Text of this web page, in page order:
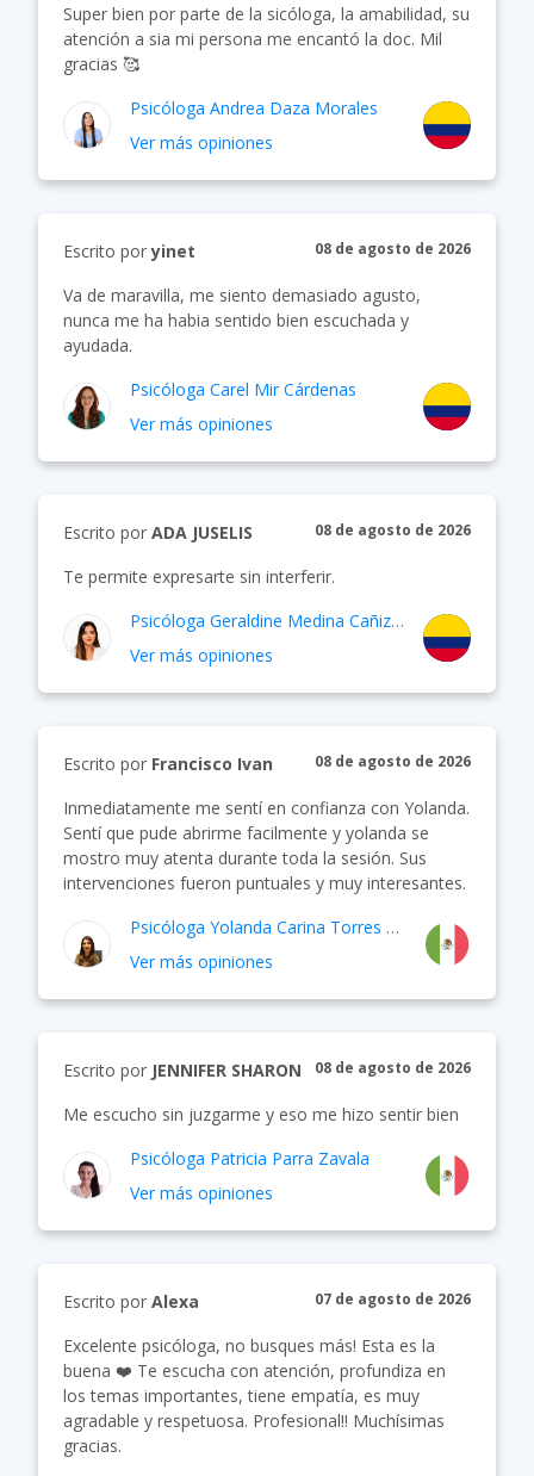
Super bien por parte de la sicóloga, la amabilidad, su
atención a sia mi persona me encantó la doc. Mil
gracias 🥰
Psicóloga Andrea Daza Morales
Ver más opiniones
Escrito poryinet 08 de agosto de 2026
Va de maravilla, me siento demasiado agusto,
nunca me ha habia sentido bien escuchada y
ayudada.
Psicóloga Carel Mir Cárdenas
Ver más opiniones
Escrito por ADA JUSELIS 08 de agosto de 2026
Te permite expresarte sin interferir.
Psicóloga Geraldine Medina Cañizares
Ver más opiniones
Escrito por Francisco Ivan 08 de agosto de 2026
Inmediatamente me sentí en confianza con Yolanda.
Sentí que pude abrirme facilmente y yolanda se
mostro muy atenta durante toda la sesión. Sus
intervenciones fueron puntuales y muy interesantes.
Psicóloga Yolanda Carina Torres Niemczyk
Ver más opiniones
Escrito por JENNIFER SHARON 08 de agosto de 2026
Me escucho sin juzgarme y eso me hizo sentir bien
Psicóloga Patricia Parra Zavala
Ver más opiniones
Escrito por Alexa 07 de agosto de 2026
Excelente psicóloga, no busques más! Esta es la
buena ❤️ Te escucha con atención, profundiza en
los temas importantes, tiene empatía, es muy
agradable y respetuosa. Profesional!! Muchísimas
gracias.